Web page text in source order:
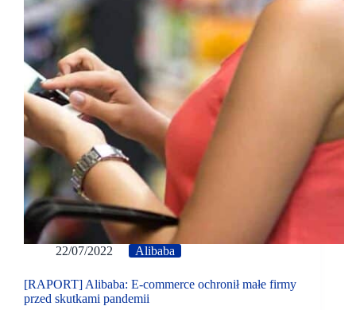
22/07/2022 Alibaba
[RAPORT] Alibaba: E-commerce ochronił małe firmy
przed skutkami pandemii